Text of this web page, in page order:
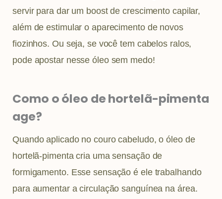
servir para dar um boost de crescimento capilar,
além de estimular o aparecimento de novos
fiozinhos. Ou seja, se você tem cabelos ralos,
pode apostar nesse óleo sem medo!
Como o óleo de hortelã-pimenta
age?
Quando aplicado no couro cabeludo, o óleo de
hortelã-pimenta cria uma sensação de
formigamento. Esse sensação é ele trabalhando
para aumentar a circulação sanguínea na área.